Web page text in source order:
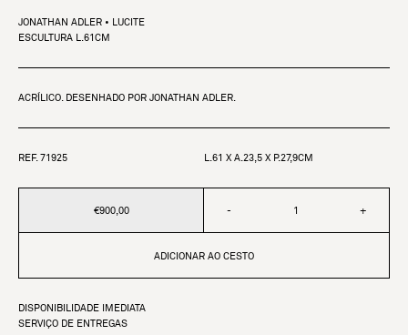
JONATHAN ADLER • LUCITE
ESCULTURA L.61CM
ACRÍLICO. DESENHADO POR JONATHAN ADLER.
REF. 71925 L.61 X A.23,5 X P.27,9CM
€900,00 - +
ADICIONAR AO CESTO
DISPONIBILIDADE IMEDIATA
SERVIÇO DE ENTREGAS